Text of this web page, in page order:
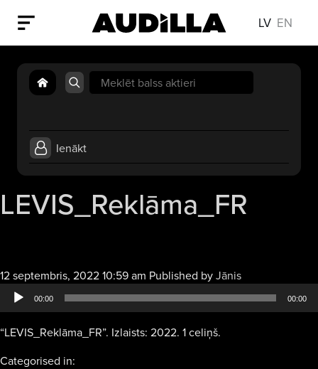
LV EN
Search
for:
Ienākt
LEVIS_Reklāma_FR
12 septembris, 2022 10:59 am Published byJānisAudio
atskaņotājs
00:00 00:00
“LEVIS_Reklāma_FR”. Izlaists: 2022. 1 celiņš.
Categorised in: